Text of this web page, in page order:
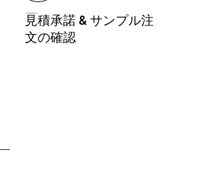
見積承諾 & サンプル注
文の確認